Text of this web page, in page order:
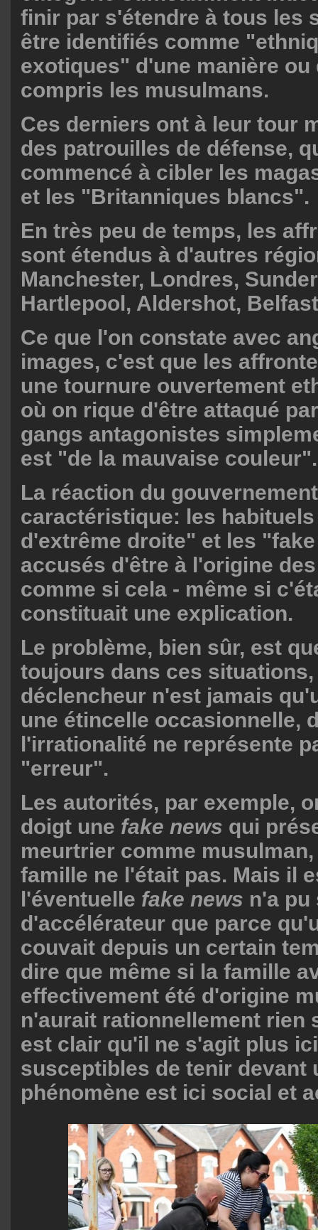
finir par s'étendre à tous les
être identifiés comme
exotiques" d'une manière ou
compris les musulmans.
Ces derniers ont à leur tour
des patrouilles de défense,
commencé à cibler les
et les "Britanniques blancs".
En très peu de temps, les
sont étendus à d'autres
Manchester, Londres,
Hartlepool, Aldershot,
Ce que l'on constate avec
images, c'est que les
une tournure ouvertement
où on rique d'être attaqué
gangs antagonistes
est "de la mauvaise couleur".
La réaction du
caractéristique: les
d'extrême droite" et les
accusés d'être à l'origine
comme si cela - même si
constituait une explication.
Le problème, bien sûr, est
toujours dans ces
déclencheur n'est jamais
une étincelle occasionnelle,
l'irrationalité ne représente
"erreur".
Les autorités, par exemple,
doigt une fake news qui
meurtrier comme
famille ne l'était pas. Mais il
l'éventuelle fake news n'a pu
d'accélérateur que parce
couvait depuis un certain
dire que même si la famille
effectivement été d'origine
n'aurait rationnellement rien
est clair qu'il ne s'agit plus
susceptibles de tenir devant
phénomène est ici social et